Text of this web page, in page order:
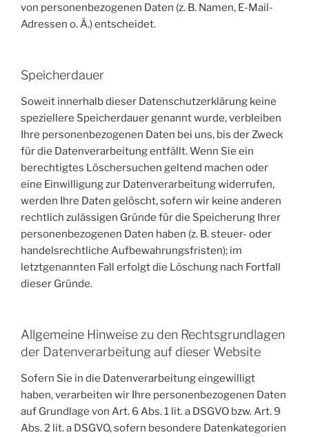
von personenbezogenen Daten (z. B. Namen, E-Mail-
Adressen o. Ä.) entscheidet.
Speicherdauer
Soweit innerhalb dieser Datenschutzerklärung keine
speziellere Speicherdauer genannt wurde, verbleiben
Ihre personenbezogenen Daten bei uns, bis der Zweck
für die Datenverarbeitung entfällt. Wenn Sie ein
berechtigtes Löschersuchen geltend machen oder
eine Einwilligung zur Datenverarbeitung widerrufen,
werden Ihre Daten gelöscht, sofern wir keine anderen
rechtlich zulässigen Gründe für die Speicherung Ihrer
personenbezogenen Daten haben (z. B. steuer- oder
handelsrechtliche Aufbewahrungsfristen); im
letztgenannten Fall erfolgt die Löschung nach Fortfall
dieser Gründe.
Allgemeine Hinweise zu den Rechtsgrundlagen
der Datenverarbeitung auf dieser Website
Sofern Sie in die Datenverarbeitung eingewilligt
haben, verarbeiten wir Ihre personenbezogenen Daten
auf Grundlage von Art. 6 Abs. 1 lit. a DSGVO bzw. Art. 9
Abs. 2 lit. a DSGVO, sofern besondere Datenkategorien